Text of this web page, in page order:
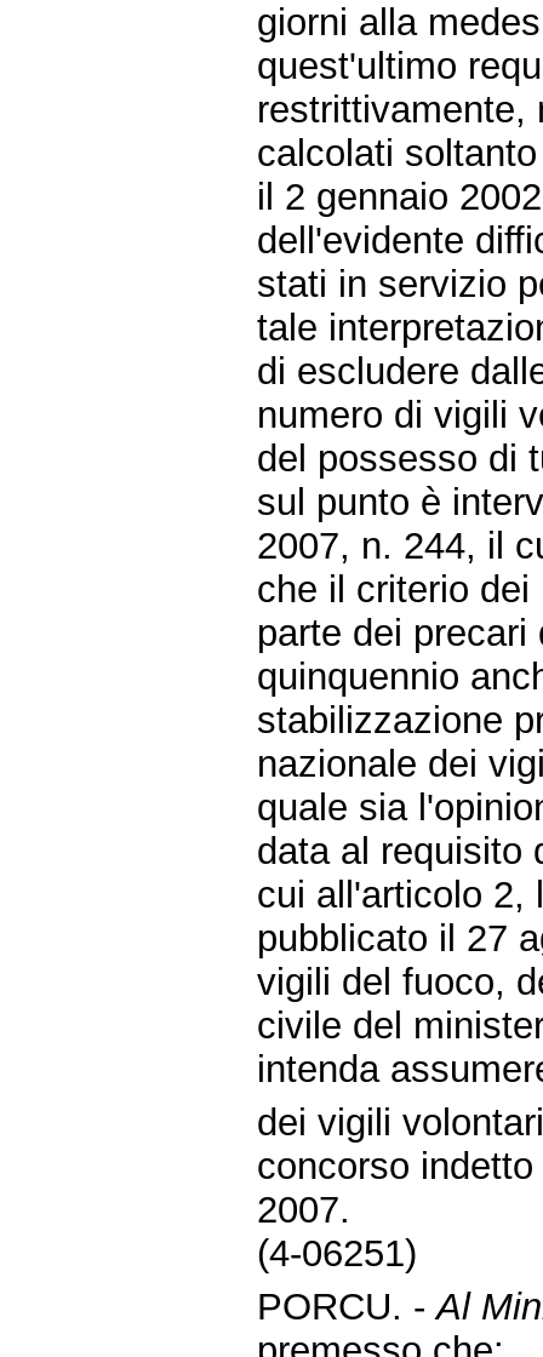
giorni alla
quest'ultimo
restrittivamente,
calcolati
il 2 gennaio
dell'evidente
stati in servizio
tale
di escludere
numero di vigili
del possesso di
sul punto è
2007, n. 244, il
che il criterio
parte dei
quinquennio
stabilizzazione
nazionale dei
quale sia
data al requisito
cui all'articolo 2,
pubblicato il 27
vigili del fuoco,
civile del
intenda
dei vigili
concorso
2007.
(4-06251)
PORCU. -Al